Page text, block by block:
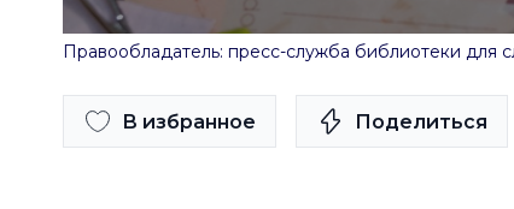
Правообладатель: пресс-служба библиотеки для
В избранное Поделиться